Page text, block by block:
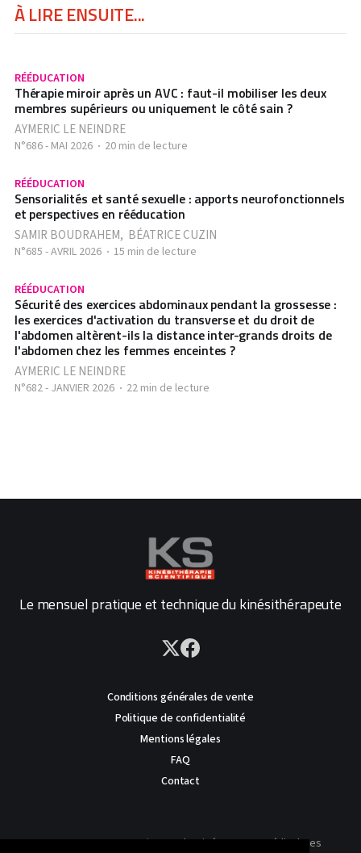
À LIRE ENSUITE...
RÉÉDUCATION
Thérapie miroir après un AVC : faut-il mobiliser les deux
membres supérieurs ou uniquement le côté sain ?
AYMERIC LE NEINDRE
N°686 - MAI 2026 20 min de lecture
RÉÉDUCATION
Sensorialités et santé sexuelle : apports neurofonctionnels
et perspectives en rééducation
SAMIR BOUDRAHEM, BÉATRICE CUZIN
N°685 - AVRIL 2026 15 min de lecture
RÉÉDUCATION
Sécurité des exercices abdominaux pendant la grossesse :
les exercices d'activation du transverse et du droit de
l'abdomen altèrent-ils la distance inter-grands droits de
l'abdomen chez les femmes enceintes ?
AYMERIC LE NEINDRE
N°682 - JANVIER 2026 22 min de lecture
Le mensuel pratique et technique du kinésithérapeute
Conditions générales de vente
Politique de confidentialité
Mentions légales
FAQ
Contact
AVERTISSEMENT : Ce site est destiné au corps médical. Les